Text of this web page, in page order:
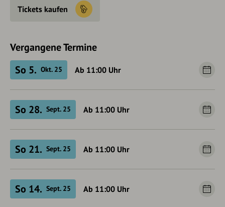
Tickets kaufen
Vergangene Termine
So 5. Okt. 25 Ab 11:00 Uhr
So 28. Sept. 25 Ab 11:00 Uhr
So 21. Sept. 25 Ab 11:00 Uhr
So 14. Sept. 25 Ab 11:00 Uhr